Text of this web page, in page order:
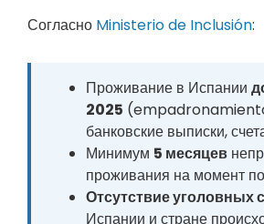
Согласно Ministerio de Inclusión:
Проживание в Испании
2025
банковские выписки,
Минимум 5 месяцев
проживания на момент
Отсутствие уголовных
Испании и стране